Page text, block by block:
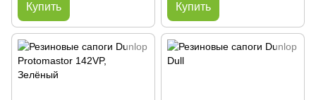
Купить Купить